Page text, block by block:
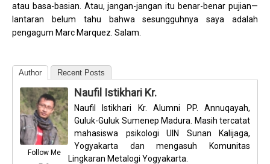
atau basa-basian. Atau, jangan-jangan itu benar-benar pujian—
lantaran belum tahu bahwa sesungguhnya saya adalah
pengagum Marc Marquez. Salam.
Author Recent Posts
Follow Me
Naufil Istikhari Kr.
Naufil Istikhari Kr. Alumni PP. Annuqayah,
Guluk-Guluk Sumenep Madura. Masih tercatat
mahasiswa psikologi UIN Sunan Kalijaga,
Yogyakarta dan mengasuh Komunitas
Lingkaran Metalogi Yogyakarta.